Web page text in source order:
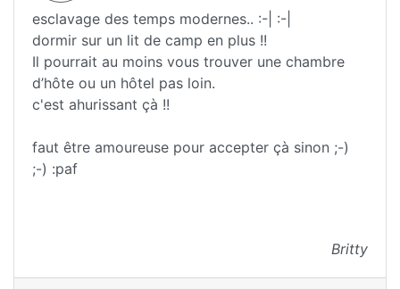
esclavage des temps modernes.. :-| :-|
dormir sur un lit de camp en plus !!
Il pourrait au moins vous trouver une chambre
d’hôte ou un hôtel pas loin.
c'est ahurissant çà !!
faut être amoureuse pour accepter çà sinon ;-)
;-) :paf
Britty